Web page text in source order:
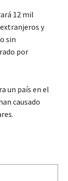
12 mil
y
sin
por
un país en el
causado